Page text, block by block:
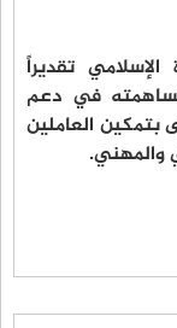
تقديراً
في دعم
بتمكين العاملين
والمهني.